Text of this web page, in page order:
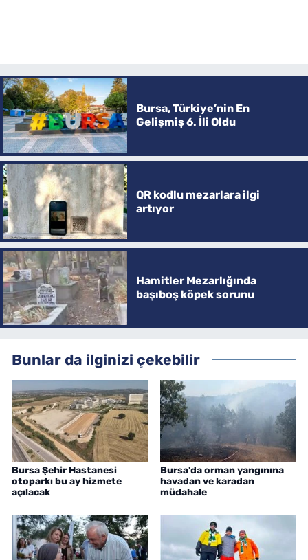
Bursa, Türkiye’nin En
Gelişmiş 6. İli Oldu
QR kodlu mezarlara ilgi
artıyor
Hamitler Mezarlığında
başıboş köpek sorunu
Bunlar da ilginizi çekebilir
Bursa Şehir Hastanesi
otoparkı bu ay hizmete
açılacak
Bursa'da orman yangınına
havadan ve karadan
müdahale